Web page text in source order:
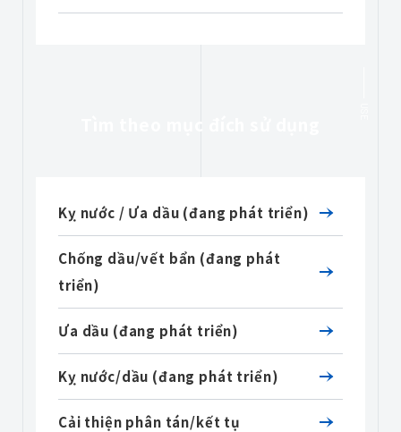
Tìm theo mục đích sử dụng
Kỵ nước / Ưa dầu (đang phát triển)
Chống dầu/vết bẩn (đang phát
triển)
Ưa dầu (đang phát triển)
Kỵ nước/dầu (đang phát triển)
Cải thiện phân tán/kết tụ